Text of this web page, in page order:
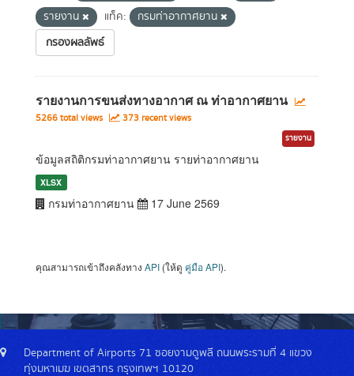
รายงาน
แท็ค:
กรมท่าอากาศยาน
กรองผลลัพธ์
รายงานการขนส่งทางอากาศ ณ ท่าอากาศยาน
5266 total views 373 recent views
รายงาน
ข้อมูลสถิติกรมท่าอากาศยาน รายท่าอากาศยาน
XLSX
กรมท่าอากาศยาน 17 June 2569
คุณสามารถเข้าถึงคลังทาง API (ให้ดู คู่มือ API).
Department of Airports 71 ซอยงามดูพลี ถนนพระรามที่ 4 แขวง
ทุ่งมหาเมฆ เขตสาทร กรุงเทพฯ 10120